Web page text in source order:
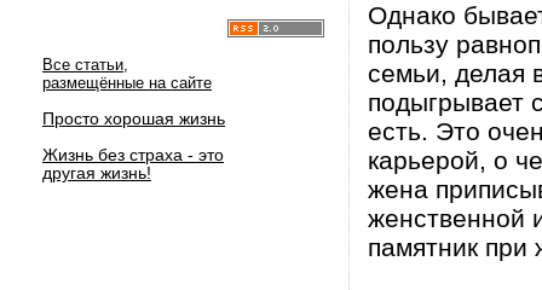
Все статьи,
размещённые на сайте
Просто хорошая жизнь
Жизнь без страха - это
другая жизнь!
Однако
пользу
семьи, делая
подыгрывает
есть. Это
карьерой, о
жена
женственной
памятник при